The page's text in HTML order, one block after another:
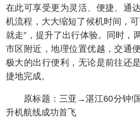
在此可享受更为灵活、便捷、通
机流程，大大缩短了候机时间，
就走”，提升了出行体验。同时，
市区附近，地理位置优越，交通
极大的出行便利，无论是前往还
捷地完成。
原标题：三亚→湛江60分钟!国
升机航线成功首飞